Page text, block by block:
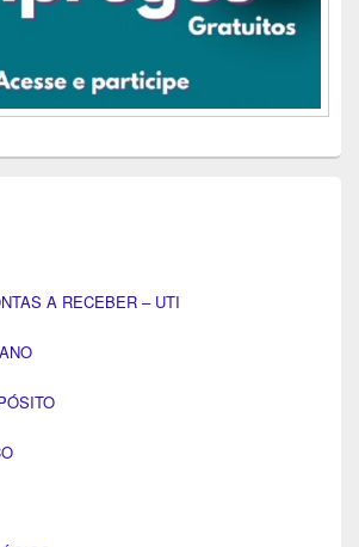
A RECEBER – UTI